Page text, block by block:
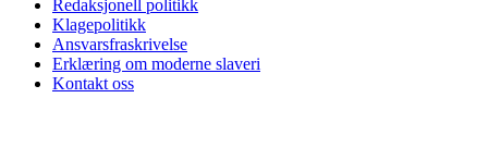
Redaksjonell politikk
Klagepolitikk
Ansvarsfraskrivelse
Erklæring om moderne slaveri
Kontakt oss